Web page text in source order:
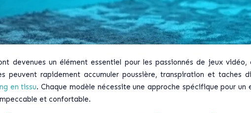
devenues un élément essentiel pour les passionnés de jeux
peuvent rapidement accumuler poussière, transpiration et
en tissu. Chaque modèle nécessite une approche spécifique pour
et confortable.